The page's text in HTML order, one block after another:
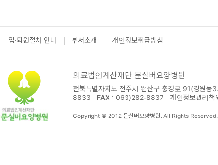
입·퇴원절차 안내 부서소개 개인정보취급방침
의료법인계산재단 문실버요양병원
전북특별자치도 전주시 완산구 충경로 91(경원동
8833
FAX : 063)282-8837 개인정보관리책
Copyright © 2012 문실버요양병원. All Rights Reserved.